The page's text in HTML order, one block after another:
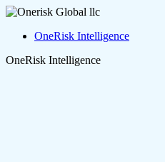
OneRisk Intelligence
OneRisk Intelligence